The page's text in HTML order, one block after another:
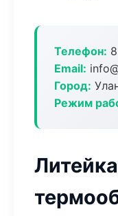
Телефон:
Email:
Город:
Режим